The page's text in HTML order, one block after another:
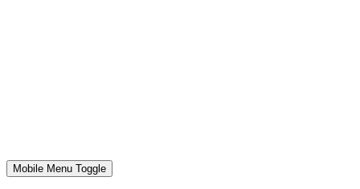
Mobile Menu Toggle